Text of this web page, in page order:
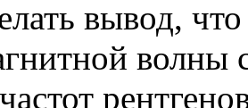
вывод,
волны